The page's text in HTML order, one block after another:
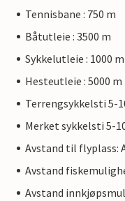
Tennisbane : 750 m
Båtutleie : 3500 m
Sykkelutleie : 1000 m
Hesteutleie : 5000 m
Terrengsykkelsti 5-
Merket sykkelsti 5-
Avstand til flyplass:
Avstand
Avstand